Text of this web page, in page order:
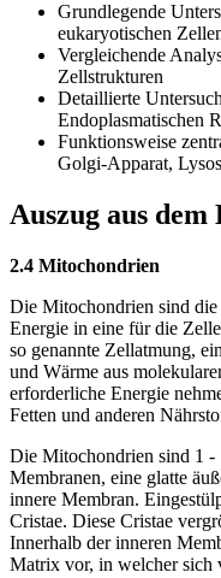
Grundlegende
eukaryotischen
Vergleichende
Zellstrukturen
Detaillierte
Endoplasmatischen
Funktionsweise
Golgi-Apparat,
Auszug aus dem
2.4 Mitochondrien
Die Mitochondrien sind
Energie in eine für die
so genannte Zellatmung,
und Wärme aus
erforderliche Energie
Fetten und anderen
Die Mitochondrien sind 1 -
Membranen, eine glatte
innere Membran.
Cristae. Diese Cristae
Innerhalb der inneren
Matrix vor, in welcher sich